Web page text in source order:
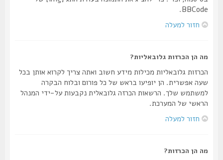
BBCode.
חזור למעלה
מה הן הכרזות גלובאליות?
הכרזות גלובאליות מכילות מידע חשוב ואתה צריך לקרוא אותן בכל
שעה אפשרית. הן יופיעו בראש של כל פורום ובלוח הבקרה
למשתמש שלך. הרשאות הכרזה גלובאלית נקבעות על-ידי המנהל
הראשי של המערכת.
חזור למעלה
מה הן הכרזות?